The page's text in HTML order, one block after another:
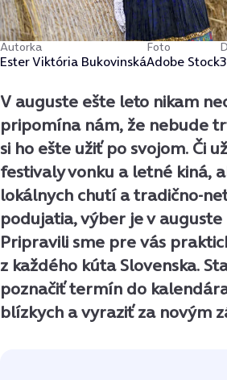
Autorka
Ester Viktória Bukovinská
Foto
Adobe Stock
V auguste ešte leto nikam
pripomína nám, že nebude
si ho ešte užiť po svojom. Či
festivaly vonku a letné kiná,
lokálnych chutí a tradično-
podujatia, výber je v
Pripravili sme pre vás
z každého kúta Slovenska.
poznačiť termín do
blízkych a vyraziť za novým